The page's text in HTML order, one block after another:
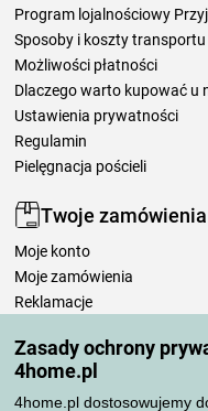
Zasady ochrony
4home.pl
4home.pl dostosowujemy
Program lojalnościowy
Sposoby i koszty transportu
Możliwości płatności
Dlaczego warto kupować u
Ustawienia prywatności
Regulamin
Pielęgnacja pościeli
Twoje zamówienia
Moje konto
Moje zamówienia
Reklamacje
Zasady przetwarzania